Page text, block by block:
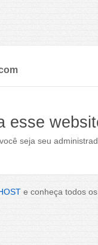
esse
seja seu
e conheça todos